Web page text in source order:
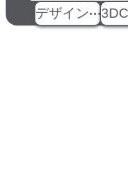
デザイン